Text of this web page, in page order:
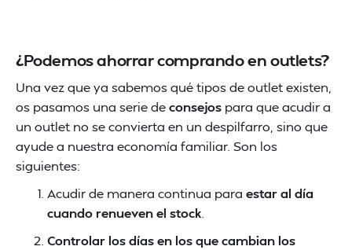
¿Podemos ahorrar comprando en outlets?
Una vez que ya sabemos qué tipos de outlet existen,
os pasamos una serie deconsejos para que acudir a
un outlet no se convierta en un despilfarro, sino que
ayude a nuestra economía familiar. Son los
siguientes:
Acudir de manera continua para estar al día
cuando renueven el stock
Controlar los días en los que cambian los